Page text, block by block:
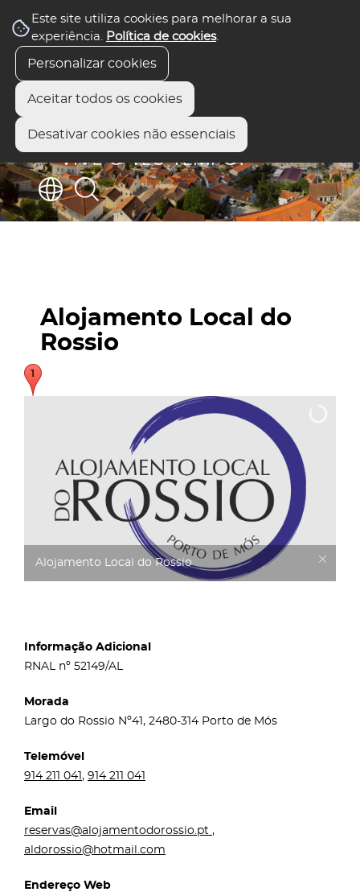
Este site utiliza cookies para melhorar a sua
experiência. Política de cookies.
Personalizar cookies
Aceitar todos os cookies
Desativar cookies não essenciais
Alojamento Local do
Rossio
Alojamento Local do Rossio
Informação Adicional
RNAL nº 52149/AL
Morada
Largo do Rossio Nº41, 2480-314 Porto de Mós
Telemóvel
914 211 041, 914 211 041
Email
reservas@alojamentodorossio.pt ,
aldorossio@hotmail.com
Endereço Web